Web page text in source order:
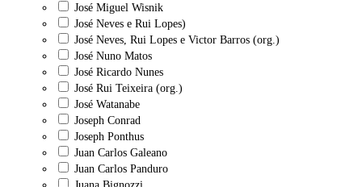
José Miguel Wisnik
José Neves e Rui Lopes)
José Neves, Rui Lopes e Victor Barros (org.)
José Nuno Matos
José Ricardo Nunes
José Rui Teixeira (org.)
José Watanabe
Joseph Conrad
Joseph Ponthus
Juan Carlos Galeano
Juan Carlos Panduro